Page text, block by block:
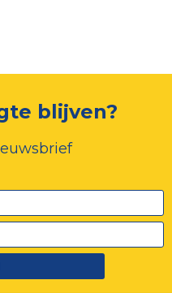
blijven?